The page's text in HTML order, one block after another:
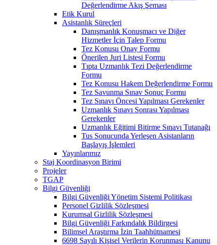
Değerlendirme Akış Şeması
Etik Kurul
Asistanlık Süreçleri
Danışmanlık Konuşmacı ve Diğer
Hizmetler İçin Talep Formu
Tez Konusu Onay Formu
Önerilen Juri Listesi Formu
Tıpta Uzmanlık Tezi Değerlendirme
Formu
Tez Konusu Hakem Değerlendirme Formu
Tez Savunma Sınav Sonuç Formu
Tez Sınavı Öncesi Yapılması Gerekenler
Uzmanlık Sınavı Sonrası Yapılması
Gerekenler
Uzmanlık Eğitimi Bitirme Sınavı Tutanağı
Tus Sonucunda Yerleşen Asistanların
Başlayış İşlemleri
Yayınlarımız
Staj Koordinasyon Birimi
Projeler
TGAP
Bilgi Güvenliği
Bilgi Güvenliği Yönetim Sistemi Politikası
Personel Gizlilik Sözleşmesi
Kurumsal Gizlilik Sözleşmesi
Bilgi Güvenliği Farkındalık Bildirgesi
Bilimsel Araştırma İzin Taahhütnamesi
6698 Sayılı Kişisel Verilerin Korunması Kanunu